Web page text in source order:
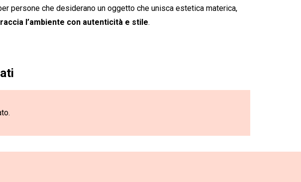
persone che desiderano un oggetto che unisca estetica materica,
l’ambiente con autenticità e stile.